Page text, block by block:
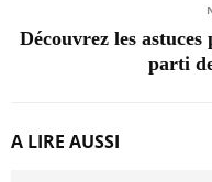
Découvrez les
parti
A LIRE AUSSI